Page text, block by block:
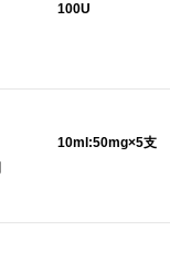
100U
10ml:50mg×5支